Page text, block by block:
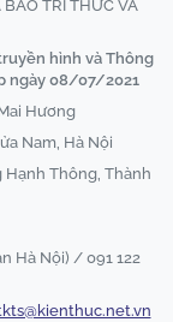
TRI THỨC VÀ
hình và Thông
ngày 08/07/2021
Hương
Nam, Hà Nội
Hạnh Thông, Thành
Hà Nội) / 091 122